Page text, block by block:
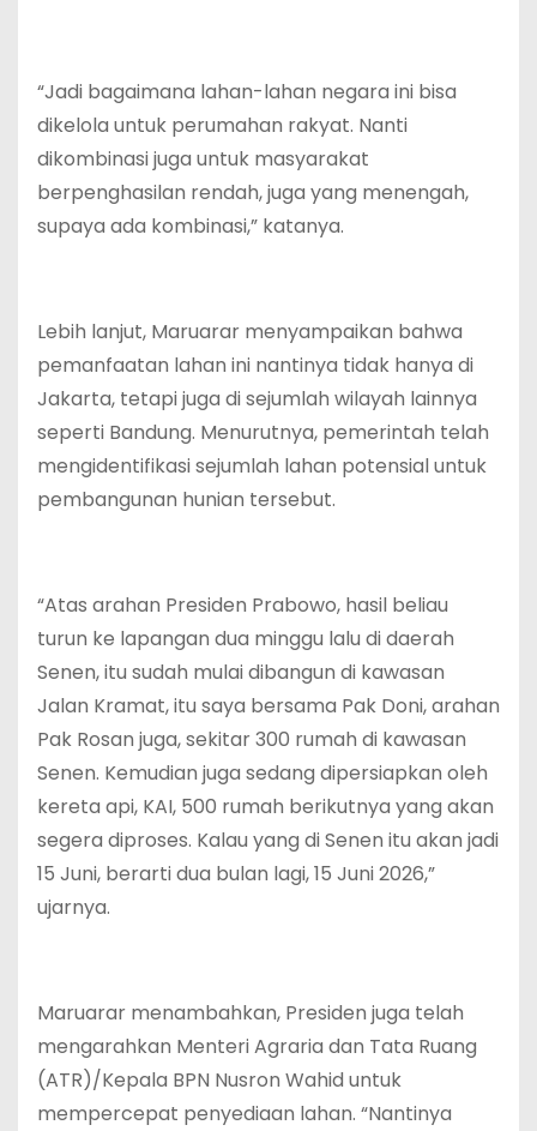
‎“Jadi bagaimana lahan-lahan negara ini bisa
dikelola untuk perumahan rakyat. Nanti
dikombinasi juga untuk masyarakat
berpenghasilan rendah, juga yang menengah,
supaya ada kombinasi,” katanya.
‎Lebih lanjut, Maruarar menyampaikan bahwa
pemanfaatan lahan ini nantinya tidak hanya di
Jakarta, tetapi juga di sejumlah wilayah lainnya
seperti Bandung. Menurutnya, pemerintah telah
mengidentifikasi sejumlah lahan potensial untuk
pembangunan hunian tersebut.
‎“Atas arahan Presiden Prabowo, hasil beliau
turun ke lapangan dua minggu lalu di daerah
Senen, itu sudah mulai dibangun di kawasan
Jalan Kramat, itu saya bersama Pak Doni, arahan
Pak Rosan juga, sekitar 300 rumah di kawasan
Senen. Kemudian juga sedang dipersiapkan oleh
kereta api, KAI, 500 rumah berikutnya yang akan
segera diproses. Kalau yang di Senen itu akan jadi
15 Juni, berarti dua bulan lagi, 15 Juni 2026,”
ujarnya.
‎Maruarar menambahkan, Presiden juga telah
mengarahkan Menteri Agraria dan Tata Ruang
(ATR)/Kepala BPN Nusron Wahid untuk
mempercepat penyediaan lahan. “Nantinya